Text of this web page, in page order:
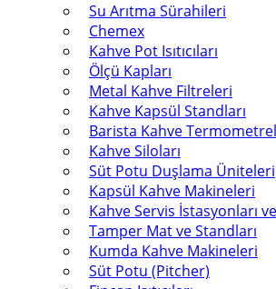
Su Arıtma Sürahileri
Chemex
Kahve Pot Isıtıcıları
Ölçü Kapları
Metal Kahve Filtreleri
Kahve Kapsül Standları
Barista Kahve
Kahve Siloları
Süt Potu Duşlama Üniteleri
Kapsül Kahve Makineleri
Kahve Servis İstasyonları
Tamper Mat ve Standları
Kumda Kahve Makineleri
Süt Potu (Pitcher)